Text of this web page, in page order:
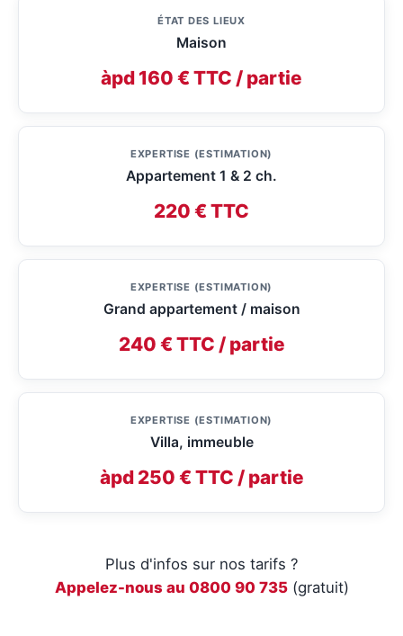
ÉTAT DES LIEUX
Maison
àpd 160 € TTC / partie
EXPERTISE (ESTIMATION)
Appartement 1 & 2 ch.
220 € TTC
EXPERTISE (ESTIMATION)
Grand appartement / maison
240 € TTC / partie
EXPERTISE (ESTIMATION)
Villa, immeuble
àpd 250 € TTC / partie
Plus d'infos sur nos tarifs ?
Appelez-nous au 0800 90 735(gratuit)